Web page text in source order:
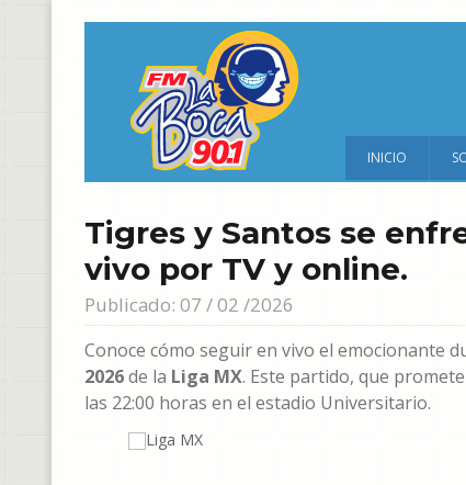
INICIO
Tigres y Santos se
vivo por TV y online.
Publicado: 07 / 02 /2026
Conoce cómo seguir en vivo el emocionante
2026de la Liga MX. Este partido, que
las 22:00 horas en el estadio Universitario.